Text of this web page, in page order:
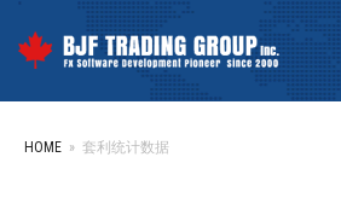
HOME » 套利统计数据